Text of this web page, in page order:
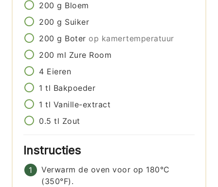
200 g Bloem
200 g Suiker
200 g Boter op kamertemperatuur
200 ml Zure Room
4 Eieren
1 tl Bakpoeder
1 tl Vanille-extract
0.5 tl Zout
Instructies
Verwarm de oven voor op 180°C
(350°F).